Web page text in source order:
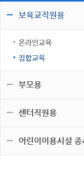
보육교직원용
온라인교육
집합교육
부모용
센터직원용
어린이이용시설